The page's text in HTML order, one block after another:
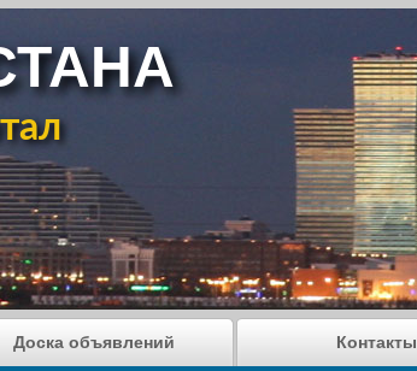
Доска объявлений Контакты